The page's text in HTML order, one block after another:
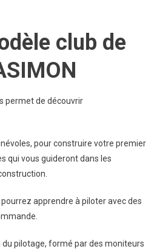
2026
: Règle a respecter
club de
permet de découvrir
pour construire votre premier
qui vous guideront dans les
apprendre à piloter avec des
pilotage, formé par des moniteurs